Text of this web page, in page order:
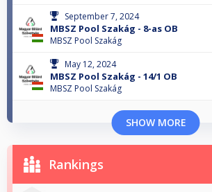
September 7, 2024
MBSZ Pool Szakág - 8-as OB
MBSZ Pool Szakág
May 12, 2024
MBSZ Pool Szakág - 14/1 OB
MBSZ Pool Szakág
SHOW MORE
Rankings